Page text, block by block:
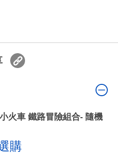
火車 鐵路冒險組合- 隨機
購